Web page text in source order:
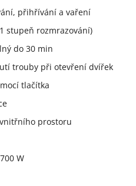
přihřívání a vaření
stupeň rozmrazování)
do 30 min
trouby při otevření dvířek
tlačítka
prostoru
W